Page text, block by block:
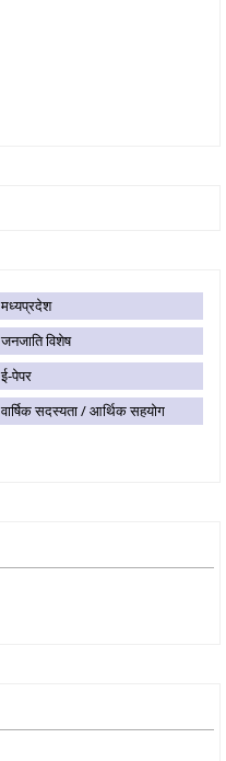
मध्यप्रदेश
जनजाति विशेष
ई-पेपर
वार्षिक सदस्यता / आर्थिक सहयोग